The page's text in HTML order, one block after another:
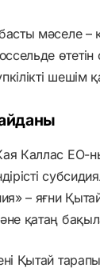
мәселе
шешім
Каллас ЕО-
– яғни
қатаң
Қытай